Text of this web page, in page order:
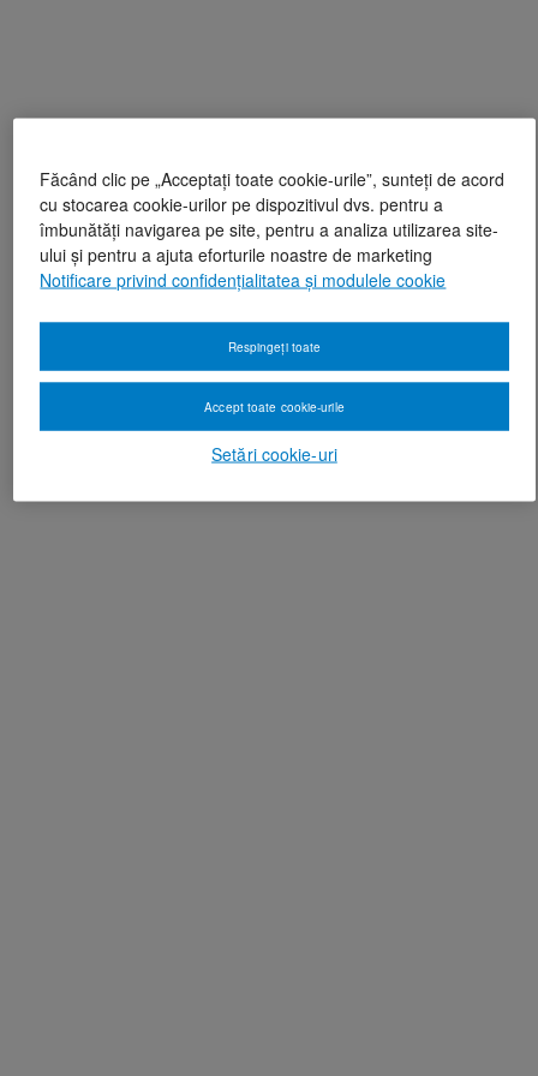
Făcând clic pe „Acceptați toate cookie-urile”, sunteți de acord
cu stocarea cookie-urilor pe dispozitivul dvs. pentru a
îmbunătăți navigarea pe site, pentru a analiza utilizarea site-
ului și pentru a ajuta eforturile noastre de marketing
Notificare privind confidențialitatea și modulele cookie
Setări cookie-uri
Respingeți toate
Accept toate cookie-urile